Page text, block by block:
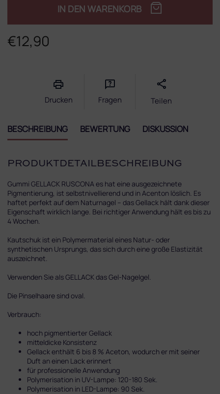
€12,90
IN DEN WARENKORB
Drucken Fragen Teilen
BESCHREIBUNG BEWERTUNG DISKUSSION
PRODUKTDETAILBESCHREIBUNG
Gummi GELLACK RUSCONA es hat eine ausgezeichnete
Pigmentierung, ist selbstnivellierend und in Acenton löslich. Es
haftet perfekt auf dem Naturnagel – das Gellack hält dank dieser
Eigenschaft wirklich lange. Bei richtiger Anwendung hält es bis zu
4 Wochen.
Kautschuk ist ein Polymermaterial eines Natur- oder
synthetischen Ursprungs, das sich durch eine große Elastizität
auszeichnet.
Verwenden Sie als GELLACK das Gel-Nagelgel.
Die Pinselhaare sind oval
Verbrauch:
hoch pigmentierter Gellack
mitteldicke Konsistenz
Gellack enthält 6 bis 8 % Aceton, wodurch er mit seiner
Duft an einen Lack erinnert
für professionelle Anwendung
Polymerisation in UV-Lampe: 120-180 Sek.
Polymerisation in LED-Lampe: 90 Sek.